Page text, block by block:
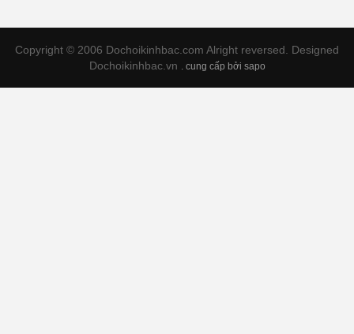
Copyright © 2006 Dochoikinhbac.com Alright reversed. Designed
Dochoikinhbac.vn
cung cấp bởi sapo